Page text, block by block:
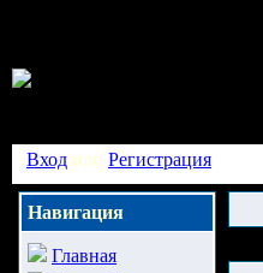
Вход или Регистрация
Навигация
Главная